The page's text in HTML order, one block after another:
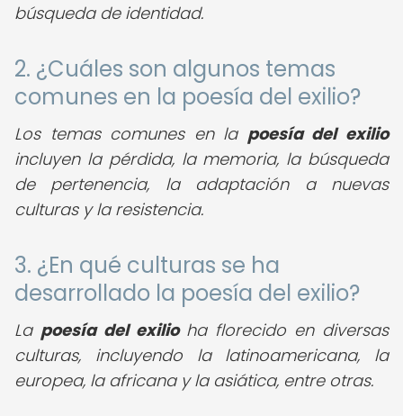
búsqueda de identidad.
2. ¿Cuáles son algunos temas
comunes en la poesía del exilio?
Los temas comunes en la poesía del exilio
incluyen la pérdida, la memoria, la búsqueda
de pertenencia, la adaptación a nuevas
culturas y la resistencia.
3. ¿En qué culturas se ha
desarrollado la poesía del exilio?
La poesía del exilioha florecido en diversas
culturas, incluyendo la latinoamericana, la
europea, la africana y la asiática, entre otras.